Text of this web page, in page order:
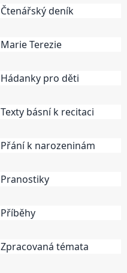
Čtenářský deník
Marie Terezie
Hádanky pro děti
Texty básní k recitaci
Přání k narozeninám
Pranostiky
Příběhy
Zpracovaná témata